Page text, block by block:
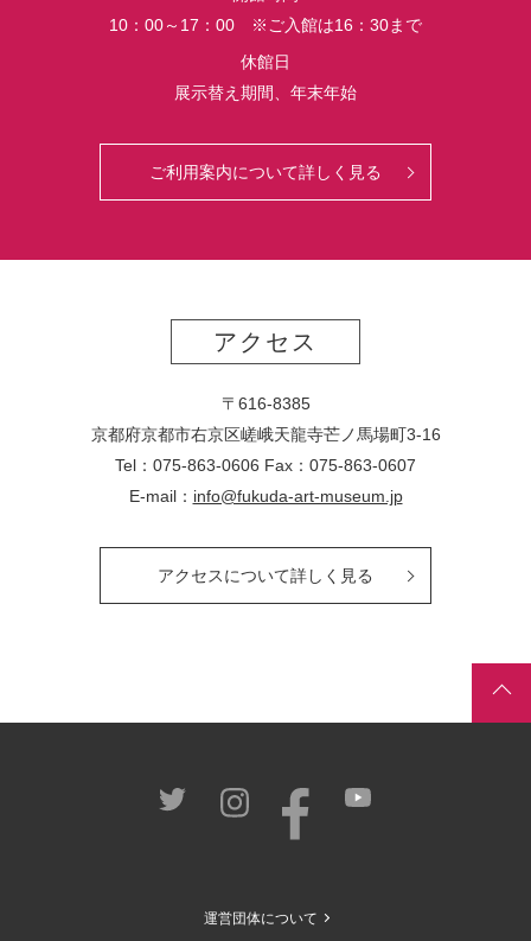
10：00～17：00 ※ご入館は16：30まで
休館日
展示替え期間、年末年始
ご利用案内について詳しく見る
アクセス
〒616-8385
京都府京都市右京区嵯峨天龍寺芒ノ馬場町3-16
Tel：075-863-0606 Fax：075-863-0607
E-mail： info@fukuda-art-museum.jp
アクセスについて詳しく見る
運営団体について